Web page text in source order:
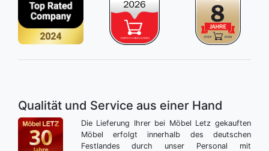
Qualität und Service aus einer Hand
Die Lieferung Ihrer bei Möbel Letz gekauften
Möbel erfolgt innerhalb des deutschen
Festlandes durch unser Personal mit